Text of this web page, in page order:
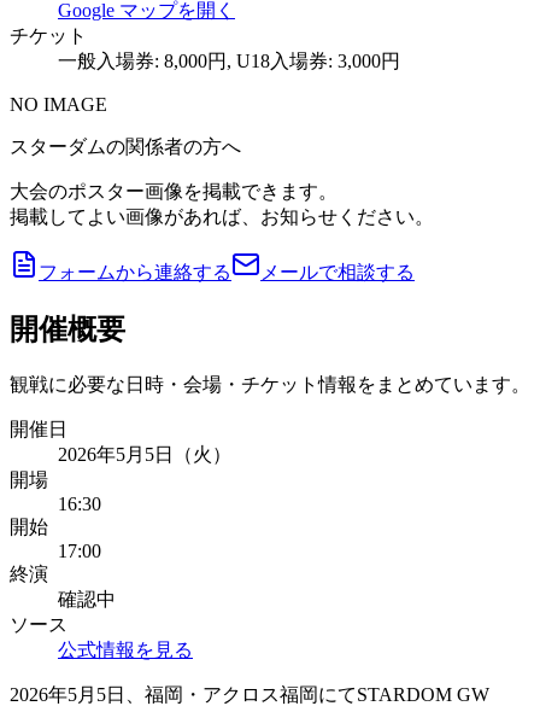
Google マップを開く
チケット
一般入場券: 8,000円, U18入場券: 3,000円
NO IMAGE
スターダムの関係者の方へ
大会のポスター画像を掲載できます。
掲載してよい画像があれば、お知らせください。
フォームから連絡する メールで相談する
開催概要
観戦に必要な日時・会場・チケット情報をまとめています。
開催日
2026年5月5日（火）
開場
16:30
開始
17:00
終演
確認中
ソース
公式情報を見る
2026年5月5日、福岡・アクロス福岡にてSTARDOM GW